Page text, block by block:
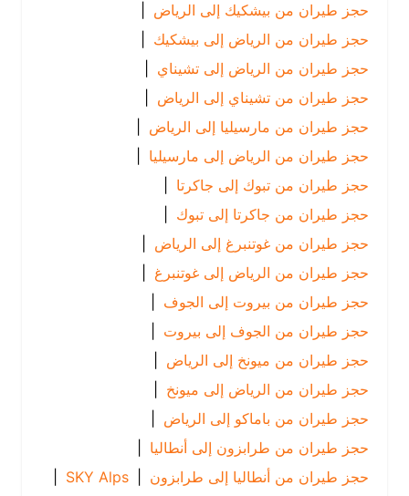
حجز طيران من بيشكيك إلى الرياض
|
حجز طيران من الرياض إلى بيشكيك |
حجز طيران من الرياض إلى تشيناي |
حجز طيران من تشيناي إلى الرياض
|
حجز طيران من مارسيليا إلى الرياض
|
حجز طيران من الرياض إلى مارسيليا |
حجز طيران من تبوك إلى جاكرتا
|
حجز طيران من جاكرتا إلى تبوك
|
حجز طيران من غوتنبرغ إلى الرياض
|
حجز طيران من الرياض إلى غوتنبرغ |
حجز طيران من بيروت إلى الجوف |
حجز طيران من الجوف إلى بيروت
|
حجز طيران من ميونخ إلى الرياض
|
حجز طيران من الرياض إلى ميونخ |
حجز طيران من باماكو إلى الرياض
|
حجز طيران من طرابزون إلى أنطاليا
|
حجز طيران من أنطاليا إلى طرابزون |
SKY Alps
|